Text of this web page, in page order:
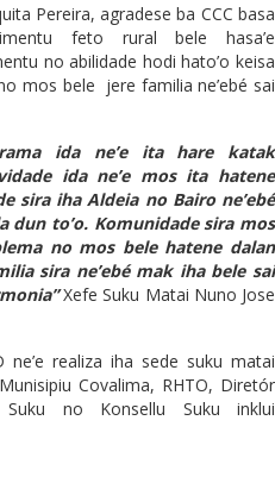
Pereira, agradese ba CCC basa
feto rural bele hasa’e
no abilidade hodi hato’o keisa
mos bele jere familia ne’ebé sai
ida ne’e ita hare katak
ida ne’e mos ita hatene
sira iha Aldeia no Bairo ne’ebé
dun to’o. Komunidade sira mos
no mos bele hatene dalan
sira ne’ebé mak iha bele sai
Xefe Suku Matai Nuno Jose
ne’e realiza iha sede suku matai
Covalima, RHTO, Diretór
no Konsellu Suku inklui